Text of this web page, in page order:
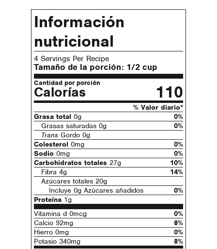
Información
nutricional
4 Servings Per Recipe
Tamaño de la porción: 1/2 cup
Cantidad por porción
Calorías 110
% Valor diario*
Grasa total 0g
0%
Grasas saturadas 0g
0%
Trans Gordo 0g
Colesterol 0mg
0%
Sodio 0mg
0%
Carbohidratos totales 27g
10%
Fibra 4g
14%
Azúcares totales 20g
Incluye 0g Azúcares añadidos
0%
Proteína 1g
Vitamina d 0mcg
0%
Calcio 92mg
8%
Hierro 0mg
0%
Potasio 340mg
8%